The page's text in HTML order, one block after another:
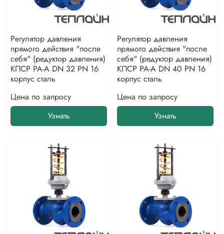
Регулятор давления
прямого действия "после
себя" (редуктор давления)
КПСР РА-А DN 32 PN 16
корпус сталь
Цена по запросу
Узнать
Регулятор давления
прямого действия "после
себя" (редуктор давления)
КПСР РА-А DN 40 PN 16
корпус сталь
Цена по запросу
Узнать